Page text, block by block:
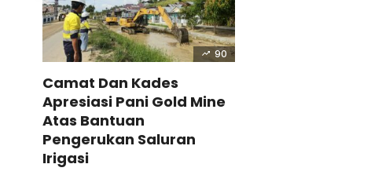
90
Camat Dan Kades
Apresiasi Pani Gold Mine
Atas Bantuan
Pengerukan Saluran
Irigasi